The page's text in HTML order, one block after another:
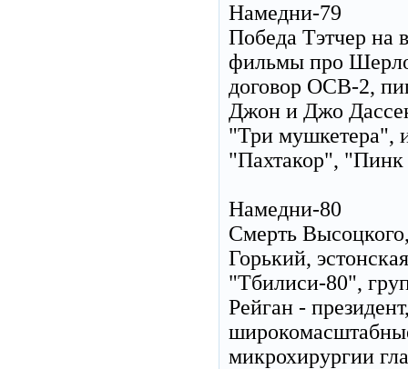
Намедни-79
Победа Тэтчер на
фильмы про
договор ОСВ-2,
Джон и Джо
"Три мушкетера",
"Пахтакор", "Пинк
Намедни-80
Смерть
Горький,
"Тбилиси-80",
Рейган -
микрохирургии